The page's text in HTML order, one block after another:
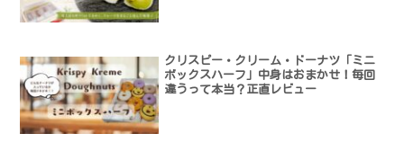
クリスピー・クリーム・ドーナツ「ミニ
ボックスハーフ」中身はおまかせ！毎回
違うって本当？正直レビュー